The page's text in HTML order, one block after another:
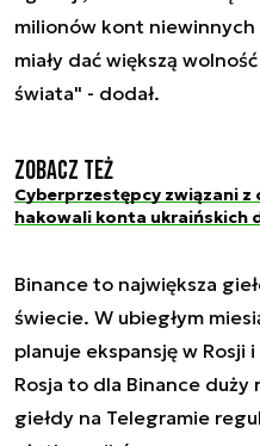
milionów kont
miały dać większą
świata" - dodał.
Zobacz też
Cyberprzestępcy związani
hakowali konta ukraińskich
Binance to największa
świecie. W ubiegłym
planuje ekspansję w Rosji
Rosja to dla Binance duży
giełdy na Telegramie